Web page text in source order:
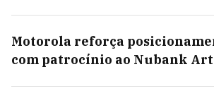
Motorola reforça
com patrocínio ao Nubank